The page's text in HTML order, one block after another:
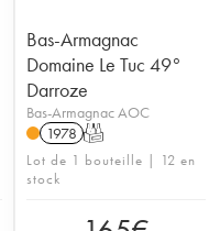
Bas-Armagnac
Domaine Le Tuc 49°
Darroze
Bas-Armagnac AOC
1978 T
Lot de 1 bouteille | 12 en
stock